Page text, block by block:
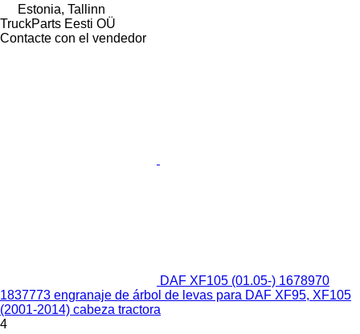
Estonia, Tallinn
TruckParts Eesti OÜ
Contacte con el vendedor
DAF XF105 (01.05-) 1678970
1837773 engranaje de árbol de levas para DAF XF95, XF105
(2001-2014) cabeza tractora
4